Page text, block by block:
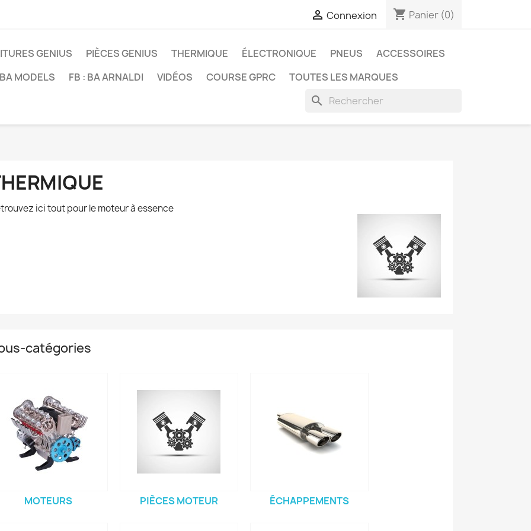
 Connexion shopping_cart Panier (0)
GENIUS PIÈCES GENIUS THERMIQUE ÉLECTRONIQUE PNEUS
ACCESSOIRES
MODELS
FB : BA ARNALDI VIDÉOS COURSE GPRC TOUTES LES MARQUES
search
ici tout pour le moteur à essence
catégories
MOTEURS PIÈCES MOTEUR ÉCHAPPEMENTS